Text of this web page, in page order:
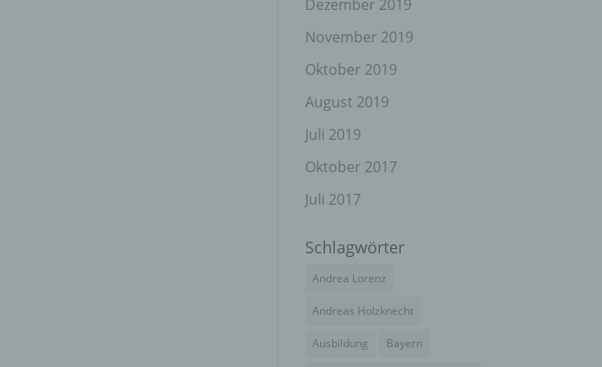
Dezember 2019
November 2019
Oktober 2019
August 2019
Juli 2019
Oktober 2017
Juli 2017
Schlagwörter
Andrea Lorenz
Andreas Holzknecht
Ausbildung Bayern